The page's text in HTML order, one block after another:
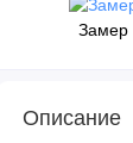
Замер
Описание